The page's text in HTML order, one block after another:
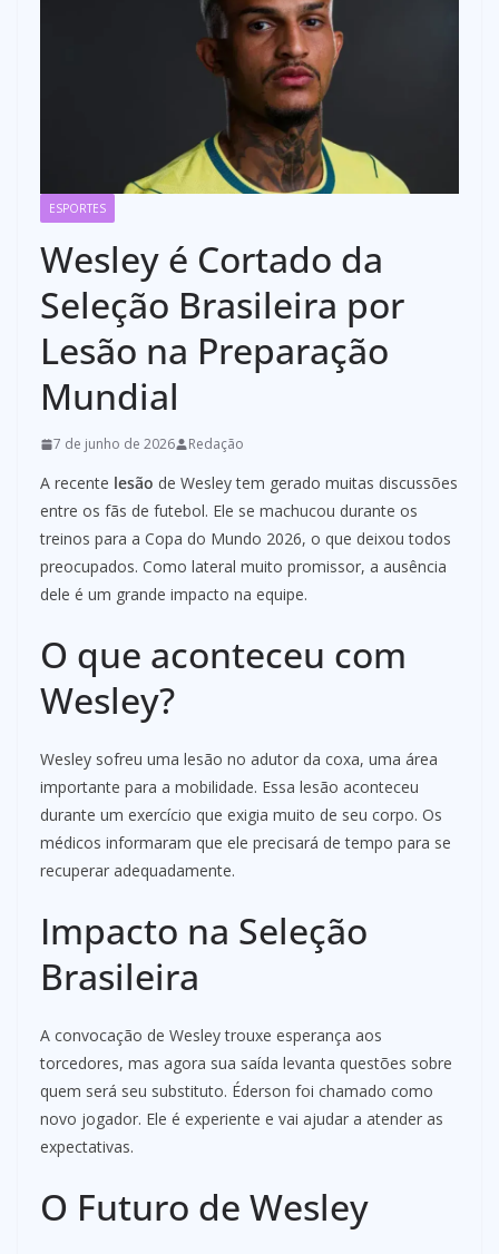
ESPORTES
Wesley é Cortado da
Seleção Brasileira por
Lesão na Preparação
Mundial
7 de junho de 2026 Redação
A recente lesão de Wesley tem gerado muitas discussões
entre os fãs de futebol. Ele se machucou durante os
treinos para a Copa do Mundo 2026, o que deixou todos
preocupados. Como lateral muito promissor, a ausência
dele é um grande impacto na equipe.
O que aconteceu com
Wesley?
Wesley sofreu uma lesão no adutor da coxa, uma área
importante para a mobilidade. Essa lesão aconteceu
durante um exercício que exigia muito de seu corpo. Os
médicos informaram que ele precisará de tempo para se
recuperar adequadamente.
Impacto na Seleção
Brasileira
A convocação de Wesley trouxe esperança aos
torcedores, mas agora sua saída levanta questões sobre
quem será seu substituto. Éderson foi chamado como
novo jogador. Ele é experiente e vai ajudar a atender as
expectativas.
O Futuro de Wesley